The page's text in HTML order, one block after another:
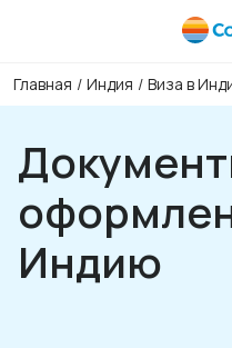
Главная / Индия / Виза в
Индию